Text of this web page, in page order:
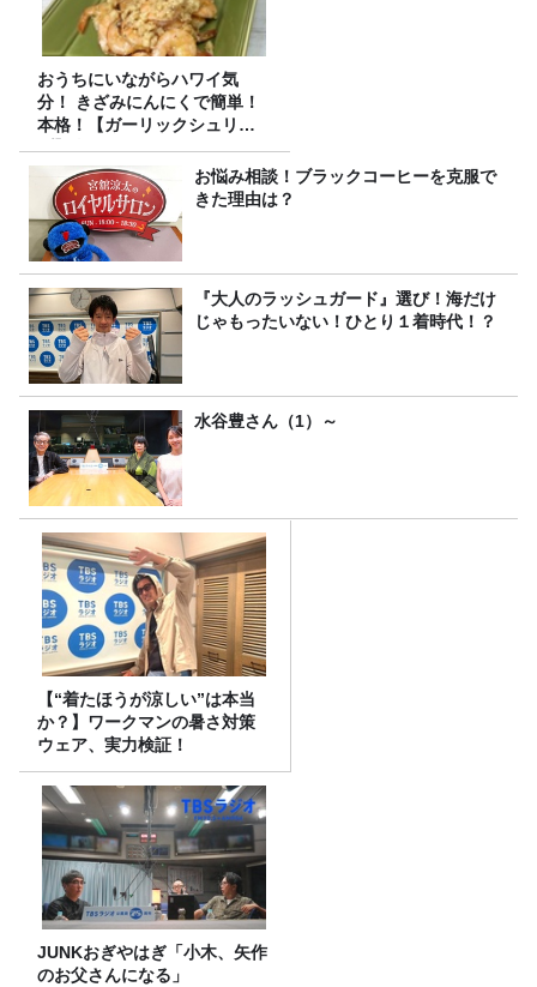
おうちにいながらハワイ気
分！ きざみにんにくで簡単！
本格！【ガーリックシュリン
プ】 桃屋のかんたんレシピ
お悩み相談！ブラックコーヒーを克服で
きた理由は？
『大人のラッシュガード』選び！海だけ
じゃもったいない！ひとり１着時代！？
水谷豊さん（1）～
【“着たほうが涼しい”は本当
か？】ワークマンの暑さ対策
ウェア、実力検証！
JUNKおぎやはぎ「小木、矢作
のお父さんになる」